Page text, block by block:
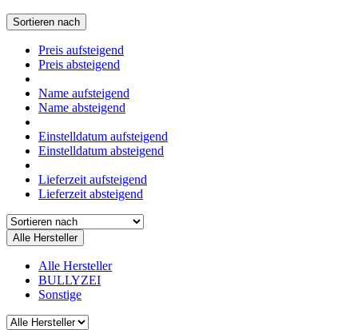
Sortieren nach
Preis aufsteigend
Preis absteigend
Name aufsteigend
Name absteigend
Einstelldatum aufsteigend
Einstelldatum absteigend
Lieferzeit aufsteigend
Lieferzeit absteigend
Alle Hersteller
Alle Hersteller
BULLYZEI
Sonstige